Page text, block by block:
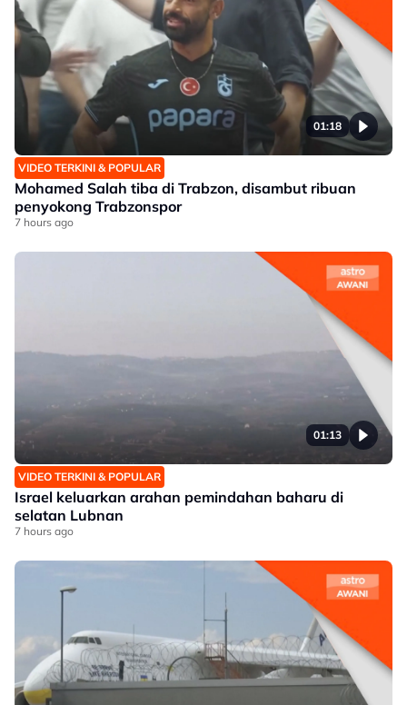
01:18
VIDEO TERKINI & POPULAR
Mohamed Salah tiba di Trabzon, disambut ribuan
penyokong Trabzonspor
7 hours ago
01:13
VIDEO TERKINI & POPULAR
Israel keluarkan arahan pemindahan baharu di
selatan Lubnan
7 hours ago